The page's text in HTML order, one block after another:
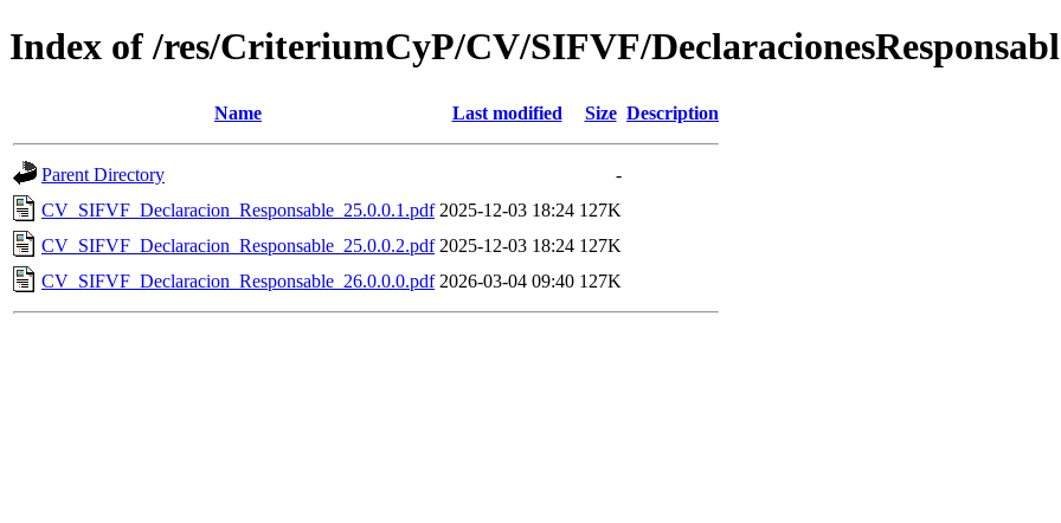
Index of /res/CriteriumCyP/CV/SIFVF/
Name Last modified Size Description
Parent Directory
-
CV_SIFVF_Declaracion_Responsable_25.0.0.1.pdf 2025-12-03 18:24 127K
CV_SIFVF_Declaracion_Responsable_25.0.0.2.pdf 2025-12-03 18:24 127K
CV_SIFVF_Declaracion_Responsable_26.0.0.0.pdf 2026-03-04 09:40 127K